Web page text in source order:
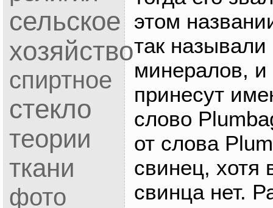
сельское
хозяйство
спиртное
стекло
теории
ткани
фото
этом
так
минералов, и
принесут
слово
от слова
свинец, хотя
свинца нет.